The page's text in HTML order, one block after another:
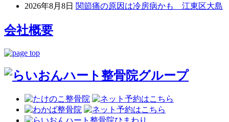
2026年8月8日 関節痛の原因は冷房病かも 江東区大島
会社概要